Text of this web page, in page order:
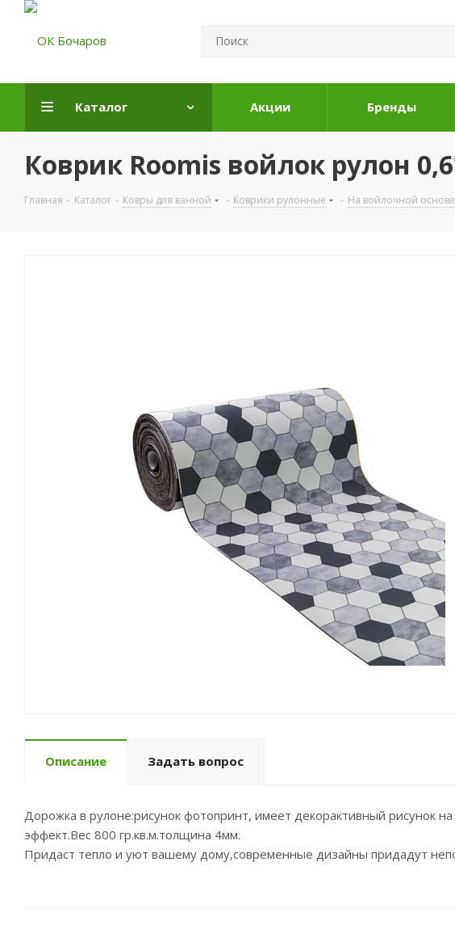
Каталог Акции Бренды
Коврик Roomis войлок рулон
Главная - Каталог - Ковры для ванной - Коврики рулонные - На войлочной основе
Описание Задать вопрос
Дорожка в рулоне:рисунок фотопринт, имеет декорактивный рисунок
эффект.Вес 800 гр.кв.м.толщина 4мм.
Придаст тепло и уют вашему дому,современные дизайны придадут